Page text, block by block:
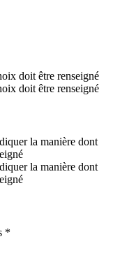
doit être renseigné
doit être renseigné
la manière dont
la manière dont
*